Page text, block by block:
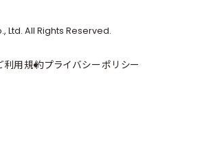
Ltd. All Rights Reserved.
利用規約プライバシーポリシー